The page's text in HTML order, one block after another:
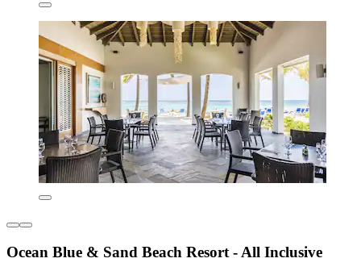
Ocean Blue & Sand Beach Resort - All Inclusive